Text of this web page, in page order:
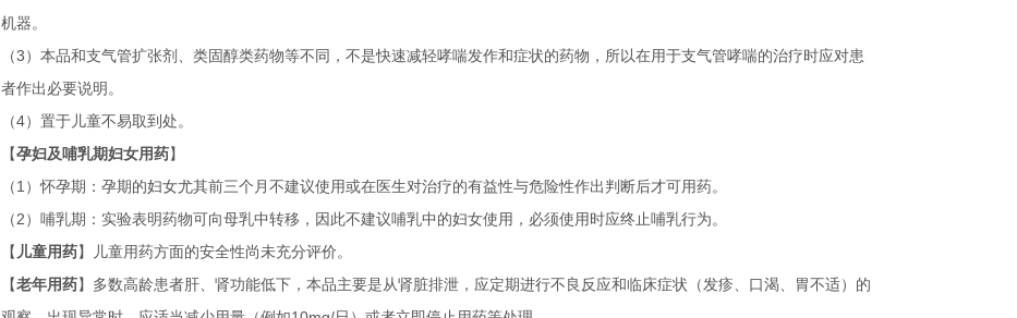
机器。
（3）本品和支气管扩张剂、类固醇类药物等不同，不是快速减轻哮喘发作和症状的药物，所以在用于支气管哮喘的治疗时应对患
者作出必要说明。
（4）置于儿童不易取到处。
【孕妇及哺乳期妇女用药】
（1 ）怀孕期：孕期的妇女尤其前三个月不建议使用或在医生对治疗的有益性与危险性作出判断后才可用药。
（2）哺乳期：实验表明药物可向母乳中转移，因此不建议哺乳中的妇女使用，必须使用时应终止哺乳行为。
【 儿童用药】儿童用药方面的安全性尚未充分评价。
【老年用药】多数高龄患者肝、肾功能低下，本品主要是从肾脏排泄，应定期进行不良反应和临床症状（发疹、口渴、胃不适）的